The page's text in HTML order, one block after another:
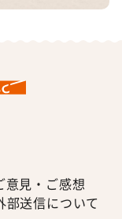
意見・ご感想
部送信について